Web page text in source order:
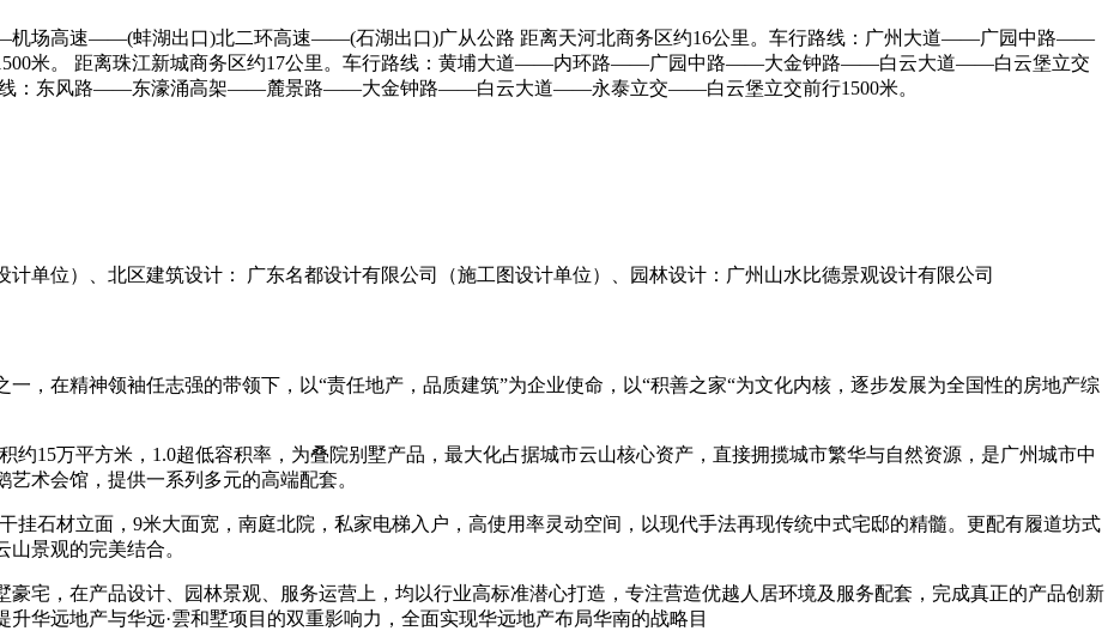
机场高速——(蚌湖出口)北二环高速——(石湖出口)广从公路 距离天河北商务区约16公里。车行路线：广州大道——广园中路——
米。 距离珠江新城商务区约17公里。车行路线：黄埔大道——内环路——广园中路——大金钟路——白云大道——白云堡立交
线：东风路——东濠涌高架——麓景路——大金钟路——白云大道——永泰立交——白云堡立交前行1500米。
单位）、北区建筑设计： 广东名都设计有限公司（施工图设计单位）、园林设计：广州山水比德景观设计有限公司
，在精神领袖任志强的带领下，以“责任地产，品质建筑”为企业使命，以“积善之家“为文化内核，逐步发展为全国性的房地产综
约15万平方米，1.0超低容积率，为叠院别墅产品，最大化占据城市云山核心资产，直接拥揽城市繁华与自然资源，是广州城市中
术会馆，提供一系列多元的高端配套。
挂石材立面，9米大面宽，南庭北院，私家电梯入户，高使用率灵动空间，以现代手法再现传统中式宅邸的精髓。更配有履道坊式
景观的完美结合。
宅，在产品设计、园林景观、服务运营上，均以行业高标准潜心打造，专注营造优越人居环境及服务配套，完成真正的产品创新
华远地产与华远·雲和墅项目的双重影响力，全面实现华远地产布局华南的战略目